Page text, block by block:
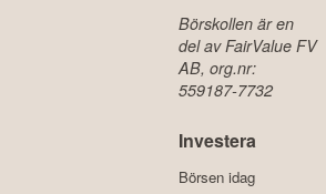
Börskollen är en
del av FairValue FV
AB, org.nr:
559187-7732
Investera
Börsen idag